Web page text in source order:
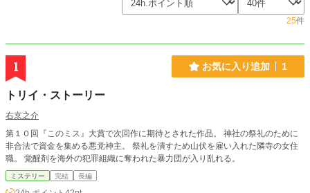
25件
1 お気に入り追加 1
トリイ・ストーリー
右京之介
第１０回『このミス』大賞で次回作に期待とされた作品。 神社の祭礼のために
非合法で資金を集める悪党神主。 祭礼を潰すため山伏を雇い入れた隣寺の女住
職。 覚醒剤を海外の犯罪組織に奪われた暴力団が入り乱れる。
ミステリー 完結 長編